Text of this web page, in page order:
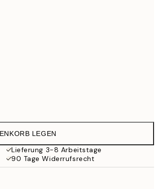
LEGEN
Lieferung 3-8 Arbeitstage
90 Tage Widerrufsrecht